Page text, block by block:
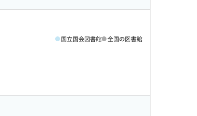
国立国会図書館 全国の図書館